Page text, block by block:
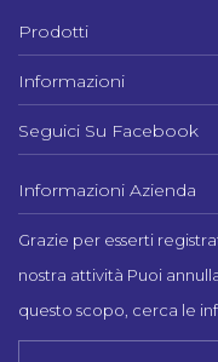
Informazioni Azienda
Grazie per esserti
nostra attività Puoi
questo scopo, cerca le
Prodotti
Informazioni
Seguici Su Facebook